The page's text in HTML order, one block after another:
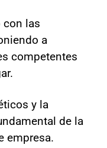
con las
a
competentes
y la
de la
empresa.